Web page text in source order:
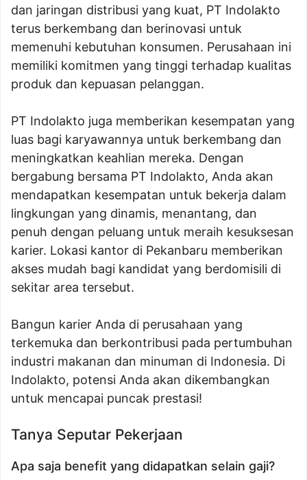
dan jaringan distribusi yang kuat, PT Indolakto
terus berkembang dan berinovasi untuk
memenuhi kebutuhan konsumen. Perusahaan ini
memiliki komitmen yang tinggi terhadap kualitas
produk dan kepuasan pelanggan.
PT Indolakto juga memberikan kesempatan yang
luas bagi karyawannya untuk berkembang dan
meningkatkan keahlian mereka. Dengan
bergabung bersama PT Indolakto, Anda akan
mendapatkan kesempatan untuk bekerja dalam
lingkungan yang dinamis, menantang, dan
penuh dengan peluang untuk meraih kesuksesan
karier. Lokasi kantor di Pekanbaru memberikan
akses mudah bagi kandidat yang berdomisili di
sekitar area tersebut.
Bangun karier Anda di perusahaan yang
terkemuka dan berkontribusi pada pertumbuhan
industri makanan dan minuman di Indonesia. Di
Indolakto, potensi Anda akan dikembangkan
untuk mencapai puncak prestasi!
Tanya Seputar Pekerjaan
Apa saja benefit yang didapatkan selain gaji?